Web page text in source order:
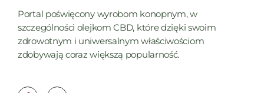
Portal poświęcony wyrobom konopnym, w
szczególności olejkom CBD, które dzięki swoim
zdrowotnym i uniwersalnym właściwościom
zdobywają coraz większą popularność.